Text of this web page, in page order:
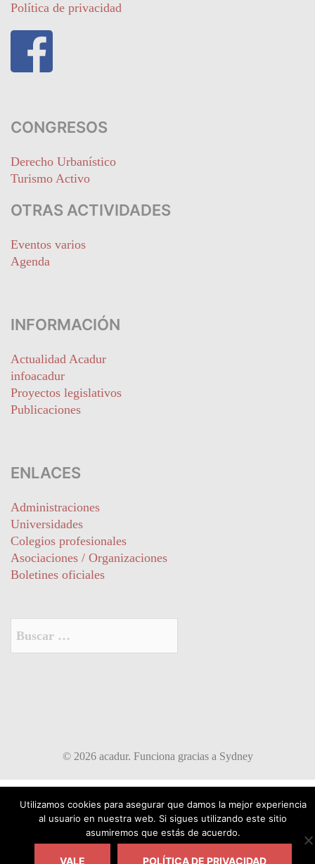
Política de privacidad
CONGRESOS
Derecho Urbanístico
Turismo Activo
OTRAS ACTIVIDADES
Eventos varios
Agenda
INFORMACIÓN
Actualidad Acadur
infoacadur
Proyectos legislativos
Publicaciones
ENLACES
Administraciones
Universidades
Colegios profesionales
Asociaciones / Organizaciones
Boletines oficiales
© 2026 acadur. Funciona gracias a Sydney
Utilizamos cookies para asegurar que damos la mejor experiencia
al usuario en nuestra web. Si sigues utilizando este sitio
asumiremos que estás de acuerdo.
VALE POLÍTICA DE PRIVACIDAD